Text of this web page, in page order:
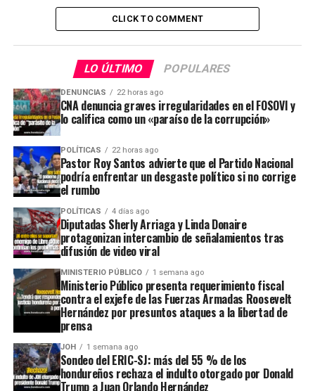
CLICK TO COMMENT
LO ÚLTIMO POPULARES
DENUNCIAS 22 horas ago
CNA denuncia graves irregularidades en el FOSOVI y
lo califica como un «paraíso de la corrupción»
POLÍTICAS 22 horas ago
Pastor Roy Santos advierte que el Partido Nacional
podría enfrentar un desgaste político si no corrige
el rumbo
POLÍTICAS 4 días ago
Diputadas Sherly Arriaga y Linda Donaire
protagonizan intercambio de señalamientos tras
difusión de video viral
MINISTERIO PÚBLICO 1 semana ago
Ministerio Público presenta requerimiento fiscal
contra el exjefe de las Fuerzas Armadas Roosevelt
Hernández por presuntos ataques a la libertad de
prensa
JOH 1 semana ago
Sondeo del ERIC-SJ: más del 55 % de los
hondureños rechaza el indulto otorgado por Donald
Trump a Juan Orlando Hernández